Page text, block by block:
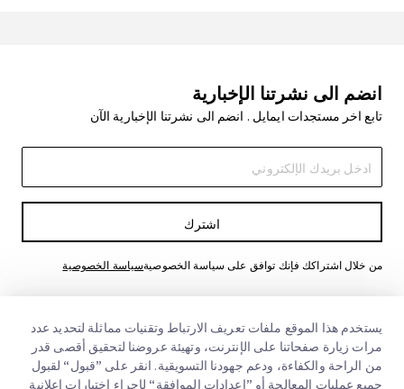
انضم الى نشرتنا الإخبارية
تابع اخر مستجدات ايمايل . انضم الى نشرتنا الإخبارية الآن
اشترك
من خلال اشتراكك فإنك توافق على سياسة الخصوصيةسياسة الخصوصية
يستخدم هذا الموقع ملفات تعريف الارتباط وتقنيات مماثلة لتحديد عدد
مرات زيارة صفحاتنا على الإنترنت، وتهيئة عروضنا لتحقيق أقصى قدر
من الراحة والكفاءة، ودعم جهودنا التسويقية. انقر على ”قبول“ لقبول
جميع عمليات المعالجة أو ”إعدادات الموافقة“ لإجراء اختيارات إعلانية